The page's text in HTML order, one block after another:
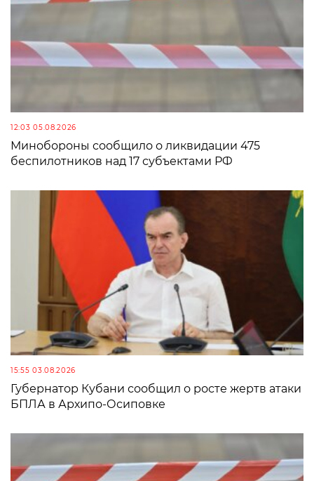
12:03 05.08.2026
Минобороны сообщило о ликвидации 475
беспилотников над 17 субъектами РФ
15:55 03.08.2026
Губернатор Кубани сообщил о росте жертв атаки
БПЛА в Архипо-Осиповке